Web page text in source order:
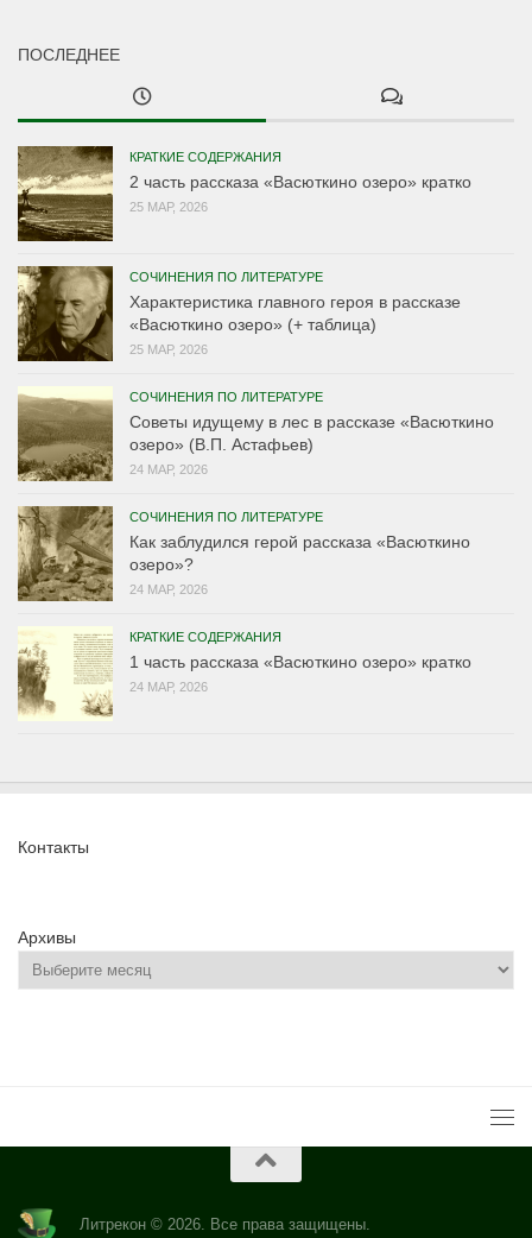
ПОСЛЕДНЕЕ
КРАТКИЕ СОДЕРЖАНИЯ
2 часть рассказа «Васюткино озеро» кратко
25 МАР, 2026
СОЧИНЕНИЯ ПО ЛИТЕРАТУРЕ
Характеристика главного героя в рассказе
«Васюткино озеро» (+ таблица)
25 МАР, 2026
СОЧИНЕНИЯ ПО ЛИТЕРАТУРЕ
Советы идущему в лес в рассказе «Васюткино
озеро» (В.П. Астафьев)
24 МАР, 2026
СОЧИНЕНИЯ ПО ЛИТЕРАТУРЕ
Как заблудился герой рассказа «Васюткино
озеро»?
24 МАР, 2026
КРАТКИЕ СОДЕРЖАНИЯ
1 часть рассказа «Васюткино озеро» кратко
24 МАР, 2026
Контакты
Архивы
Литрекон © 2026. Все права защищены.